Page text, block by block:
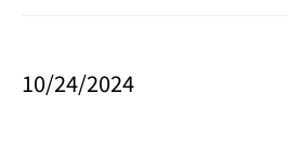
10/24/2024